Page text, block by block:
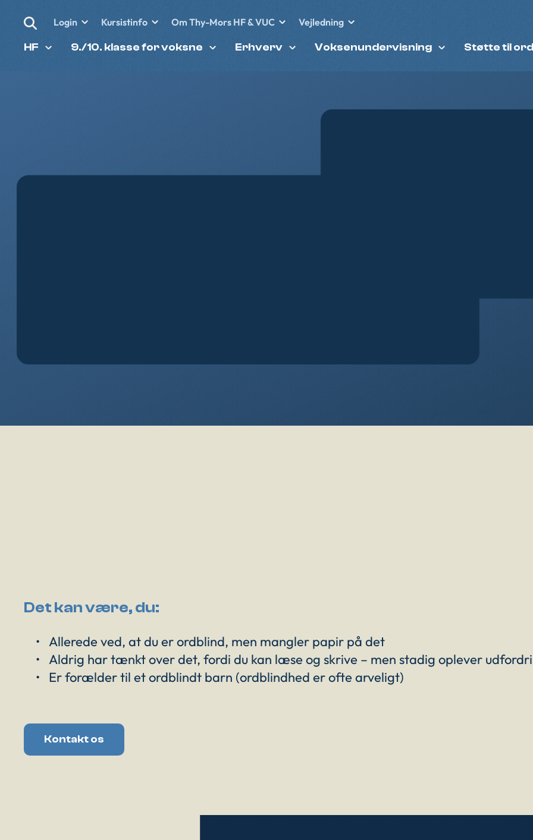
Login Kursistinfo Om Thy-Mors HF & VUC Vejledning
HF 9./10. klasse for voksne Erhverv Voksenundervisning Støtte til
Det kan være, du:
Allerede ved, at du er ordblind, men mangler papir på det
Aldrig har tænkt over det, fordi du kan læse og skrive – men stadig oplever
Er forælder til et ordblindt barn (ordblindhed er ofte arveligt)
Kontakt os